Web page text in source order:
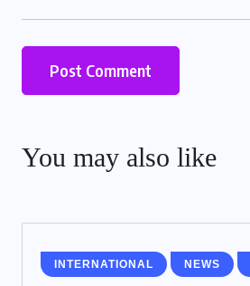
You may also like
INTERNATIONAL NEWS